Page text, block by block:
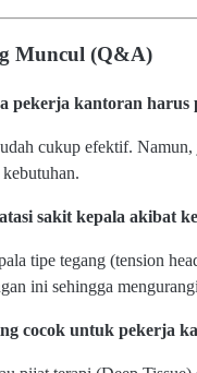
Muncul (Q&A)
pekerja kantoran harus
cukup efektif.
sakit kepala akibat
tipe tegang (tension
ini sehingga
cocok untuk pekerja